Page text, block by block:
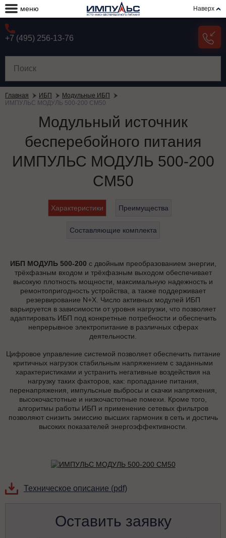
меню Наверх
+7 (495) 256-13-76
Главная ИБП
Модульные ИБП
ИМПУЛЬС МОДУЛЬ 500-200 СМ50
Модульный источник
бесперебойного питания
ИМПУЛЬС МОДУЛЬ 500-200
СМ50
Характеристики Преимущества
Составляющие комплекта
ИБП МОДУЛЬ 500-200 с двойным преобразованием энергии,
трёхфазным входом и трёхфазным выходом обеспечивает
высокую плотность мощности, максимальную надежность и
ремонтопригодность устройства, а также поддерживает
резервирование N+X. Число активных модулей ИБП
варьируется в зависимости от уровня нагрузки, что позволяет
адаптировать ИБП под конкретные потребности и обеспечить
непрерывное электропитание в различных сферах
деятельности.
Цифровое управление системой позволяет обеспечить питание
критичных нагрузок стабильным напряжением с заданными
характеристиками и устранить негативные воздействия на
нагрузку таких факторов, как: пропадание питания,
перенапряжения, импульсные выбросы и скачки напряжения,
высокочастотные и низкочастотные помехи. Кроме того,
алгоритмы работы ИБП и применение сетевых фильтров
позволяют снизить эмиссию высших гармоник в сеть и достичь
высоких показателей энергоэффективности.
Техническое описание (pdf)
Оставить заявку